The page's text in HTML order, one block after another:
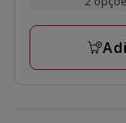
avaliações
a